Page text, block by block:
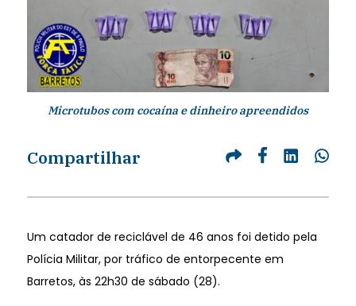
Microtubos com cocaína e dinheiro apreendidos
Compartilhar
Um catador de reciclável de 46 anos foi detido pela
Polícia Militar, por tráfico de entorpecente em
Barretos, às 22h30 de sábado (28).